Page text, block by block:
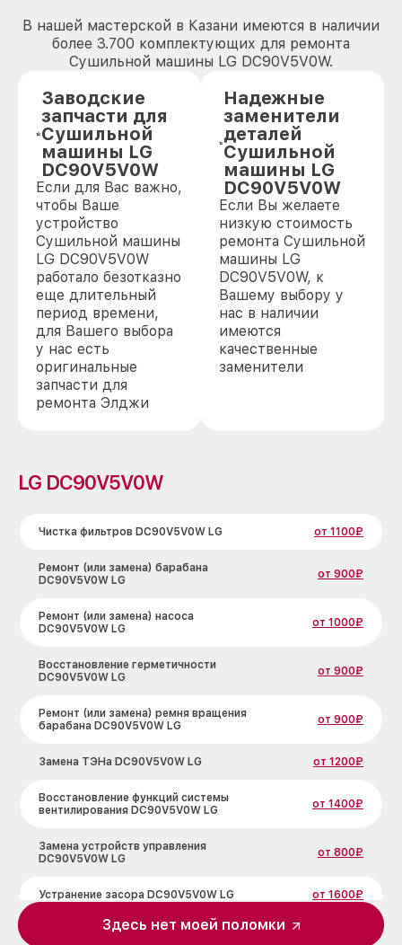
В нашей мастерской в Казани имеются в наличии
более 3.700 комплектующих для ремонта
Сушильной машины LG DC90V5V0W.
Заводские
запчасти для
Сушильной
машины LG
DC90V5V0W
Если для Вас важно,
чтобы Ваше
устройство
Сушильной машины
LG DC90V5V0W
работало безотказно
еще длительный
период времени,
для Вашего выбора
у нас есть
оригинальные
запчасти для
ремонта Элджи
Надежные
заменители
деталей
Сушильной
машины LG
DC90V5V0W
Если Вы желаете
низкую стоимость
ремонта Сушильной
машины LG
DC90V5V0W, к
Вашему выбору у
нас в наличии
имеются
качественные
заменители
LG DC90V5V0W
Чистка фильтров DC90V5V0W LG от 1100₽
Ремонт (или замена) барабана
DC90V5V0W LG
от 900₽
Ремонт (или замена) насоса
DC90V5V0W LG
от 1000₽
Восстановление герметичности
DC90V5V0W LG
от 900₽
Ремонт (или замена) ремня вращения
барабана DC90V5V0W LG
от 900₽
Замена ТЭНа DC90V5V0W LG от 1200₽
Восстановление функций системы
вентилирования DC90V5V0W LG
от 1400₽
Замена устройств управления
DC90V5V0W LG
от 800₽
Устранение засора DC90V5V0W LG от 1600₽
Замена питающего кабеля DC90V5V0W
Здесь нет моей поломки